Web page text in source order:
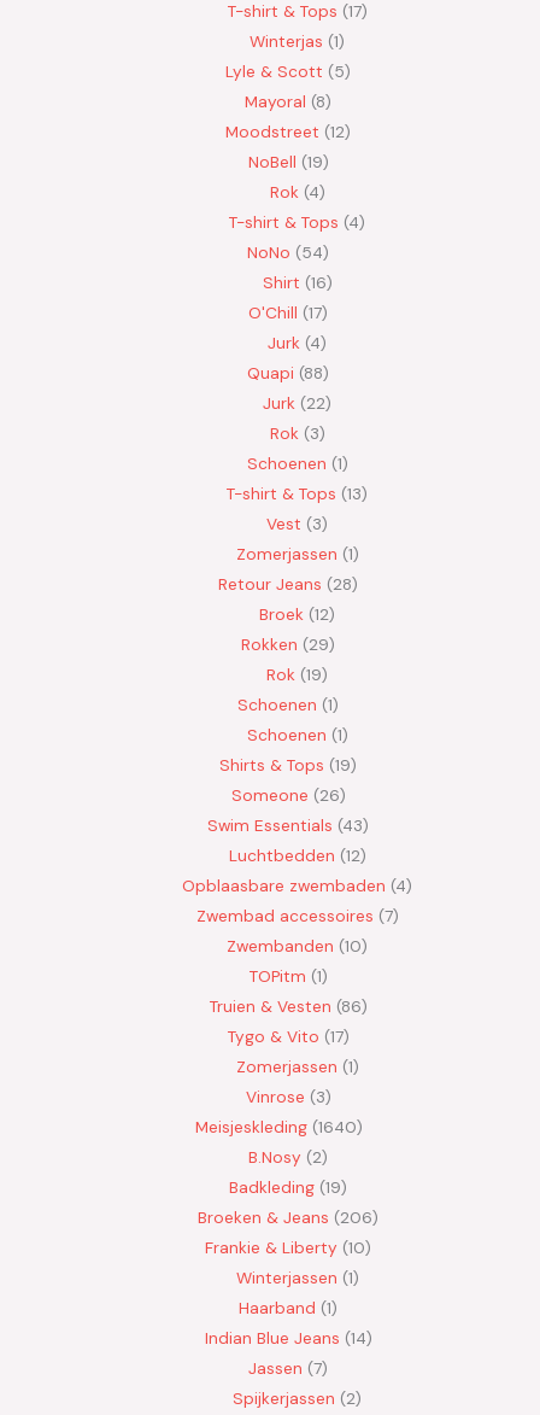
T-shirt & Tops 17
Winterjas 1
Lyle & Scott
5
Mayoral 8
Moodstreet 12
NoBell 19
Rok 4
T-shirt & Tops 4
NoNo
54
Shirt 16
O'Chill 17
Jurk 4
Quapi 88
Jurk 22
Rok 3
Schoenen 1
T-shirt & Tops 13
Vest
3
Zomerjassen 1
Retour Jeans
28
Broek 12
Rokken
29
Rok 19
Schoenen 1
Schoenen 1
Shirts & Tops 19
Someone 26
Swim Essentials 43
Luchtbedden 12
Opblaasbare zwembaden 4
Zwembad accessoires 7
Zwembanden 10
TOPitm 1
Truien & Vesten 86
Tygo & Vito 17
Zomerjassen 1
Vinrose 3
Meisjeskleding 1640
B.Nosy
2
Badkleding 19
Broeken & Jeans
206
Frankie & Liberty 10
Winterjassen 1
Haarband 1
Indian Blue Jeans 14
Jassen 7
Spijkerjassen
2